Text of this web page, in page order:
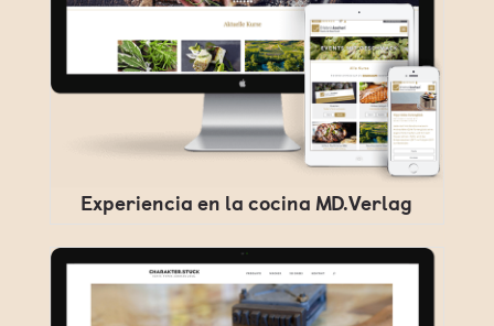
Experiencia en la cocina MD.Verlag